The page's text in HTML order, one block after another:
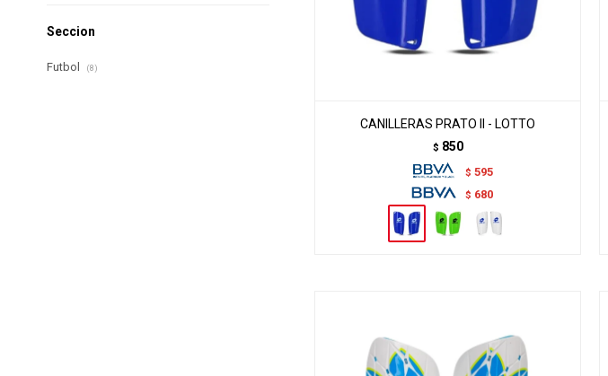
CANILLERAS PRATO II - LOTTO
$ 850
$ 595
$ 680
Seccion
Futbol (8)